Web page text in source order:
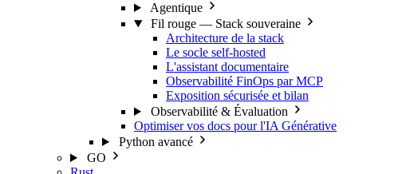
Agentique
Fil rouge — Stack souveraine
Architecture de la stack
Le socle self-hosted
L'assistant documentaire
Observabilité FinOps par MCP
Exposition sécurisée et bilan
Observabilité & Évaluation
Optimiser vos docs pour l'IA Générative
Python avancé
GO